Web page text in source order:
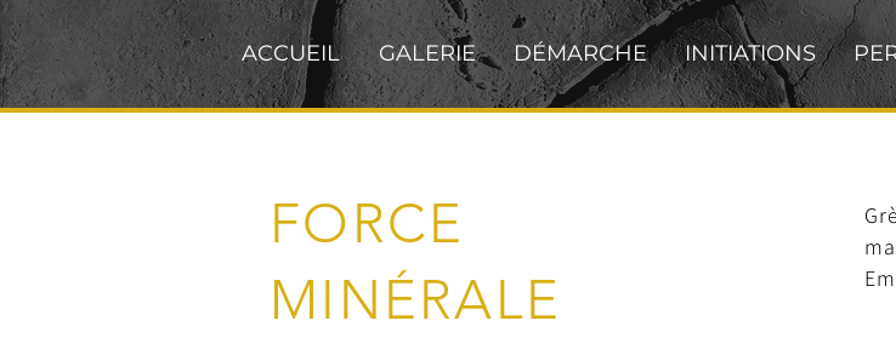
ACCUEIL GALERIE DÉMARCHE INITIATIONS
FORCE
MINÉRALE